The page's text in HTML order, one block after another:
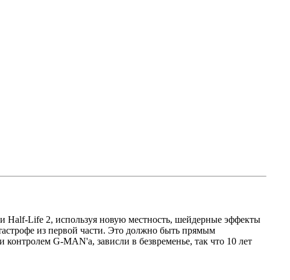
Half-Life 2, используя новую местность, шейдерные эффекты
из первой части. Это должно быть прямым
G-MAN'а, зависли в безвременье, так что 10 лет